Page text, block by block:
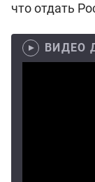
что отдать
ВИДЕО